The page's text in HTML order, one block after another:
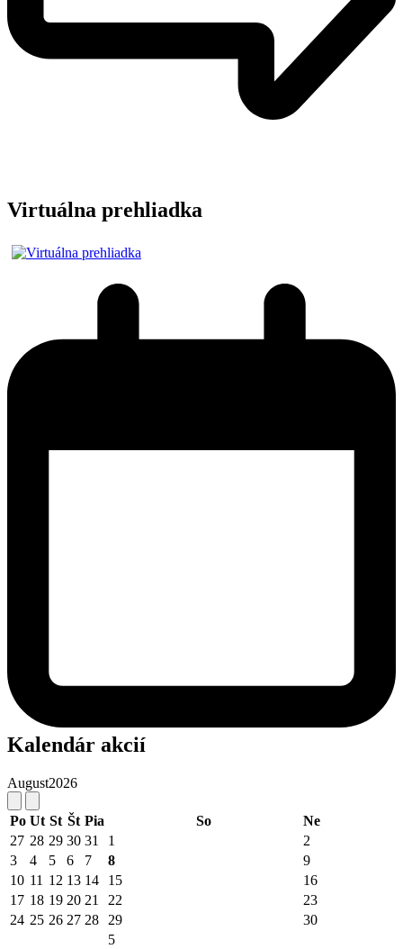
Virtuálna prehliadka
Kalendár akcií
August2026
Po Ut St Št Pia So
Ne
27 28 29 30 31 1
2
3
4 5 6 7 8
9
10 11 12 13 14 15
16
17 18 19 20 21 22
23
24 25 26 27 28 29 30
5